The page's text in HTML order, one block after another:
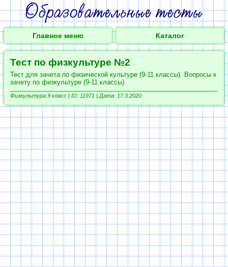
Главное меню Каталог
Тест по физкультуре №2
Тест для зачета по физической культуре (9-11 классы). Вопросы к
зачету по физкультуре (9-11 классы)
Физкультура 9 класс | ID: 11971 | Дата: 17.3.2020